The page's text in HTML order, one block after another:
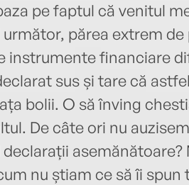
pe faptul că venitul
părea extrem
instrumente financiare
sus și tare că
bolii. O să înving
De câte ori nu
asemănătoare?
nu știam ce să îi spun